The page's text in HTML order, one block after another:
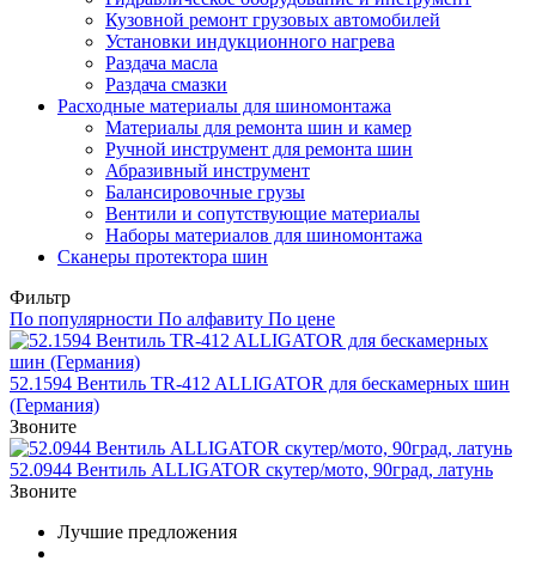
Кузовной ремонт грузовых автомобилей
Установки индукционного нагрева
Раздача масла
Раздача смазки
Расходные материалы для шиномонтажа
Материалы для ремонта шин и камер
Ручной инструмент для ремонта шин
Абразивный инструмент
Балансировочные грузы
Вентили и сопутствующие материалы
Наборы материалов для шиномонтажа
Сканеры протектора шин
Фильтр
По популярности По алфавиту По цене
52.1594 Вентиль TR-412 ALLIGATOR для бескамерных шин
(Германия)
Звоните
52.0944 Вентиль ALLIGATOR скутер/мото, 90град, латунь
Звоните
Лучшие предложения